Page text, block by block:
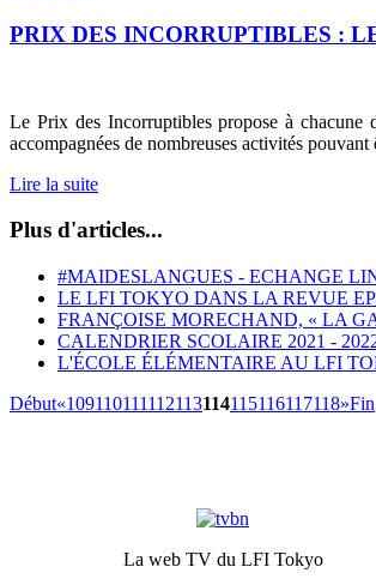
PRIX DES INCORRUPTIBLES :
Le Prix des Incorruptibles propose à chacune
accompagnées de nombreuses activités
Lire la suite
Plus d'articles...
#MAIDESLANGUES - ECHANGE
LE LFI TOKYO DANS LA REVUE
FRANÇOISE MORECHAND, « LA
CALENDRIER SCOLAIRE 2021 -
L'ÉCOLE ÉLÉMENTAIRE AU LFI
Début«109110111112113114115116117118»Fin
La web TV du LFI Tokyo